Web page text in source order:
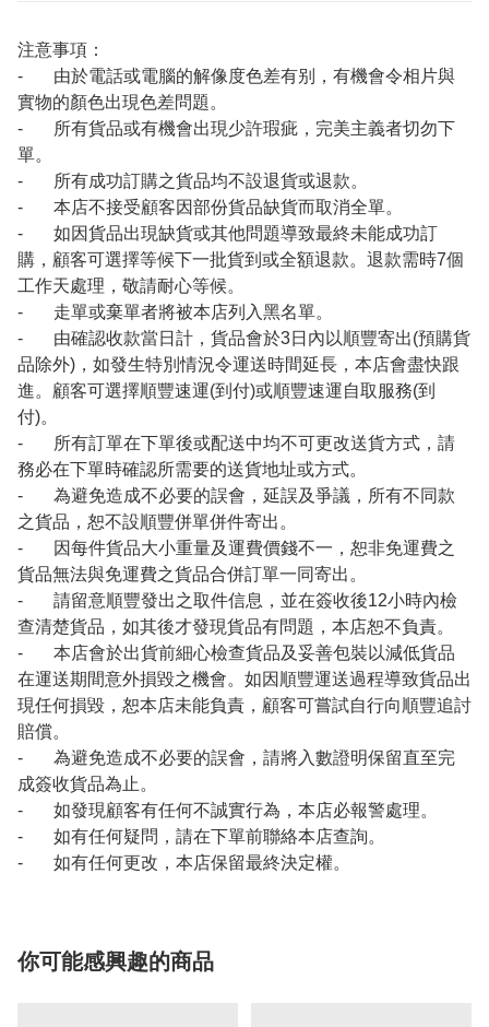
注意事項：
- 由於電話或電腦的解像度色差有别，有機會令相片與
實物的顏色出現色差問題。
- 所有貨品或有機會出現少許瑕疵，完美主義者切勿下
單。
- 所有成功訂購之貨品均不設退貨或退款。
- 本店不接受顧客因部份貨品缺貨而取消全單。
- 如因貨品出現缺貨或其他問題導致最終未能成功訂
購，顧客可選擇等候下一批貨到或全額退款。退款需時7個
工作天處理，敬請耐心等候。
- 走單或棄單者將被本店列入黑名單。
- 由確認收款當日計，貨品會於3日內以順豐寄出(預購貨
品除外)，如發生特別情況令運送時間延長，本店會盡快跟
進。顧客可選擇順豐速運(到付)或順豐速運自取服務(到
付)。
- 所有訂單在下單後或配送中均不可更改送貨方式，請
務必在下單時確認所需要的送貨地址或方式。
- 為避免造成不必要的誤會，延誤及爭議，所有不同款
之貨品，恕不設順豐併單併件寄出。
- 因每件貨品大小重量及運費價錢不一，恕非免運費之
貨品無法與免運費之貨品合併訂單一同寄出。
- 請留意順豐發出之取件信息，並在簽收後12小時內檢
查清楚貨品，如其後才發現貨品有問題，本店恕不負責。
- 本店會於出貨前細心檢查貨品及妥善包裝以減低貨品
在運送期間意外損毀之機會。如因順豐運送過程導致貨品出
現任何損毀，恕本店未能負責，顧客可嘗試自行向順豐追討
賠償。
- 為避免造成不必要的誤會，請將入數證明保留直至完
成簽收貨品為止。
- 如發現顧客有任何不誠實行為，本店必報警處理。
- 如有任何疑問，請在下單前聯絡本店查詢。
- 如有任何更改，本店保留最終決定權。
你可能感興趣的商品